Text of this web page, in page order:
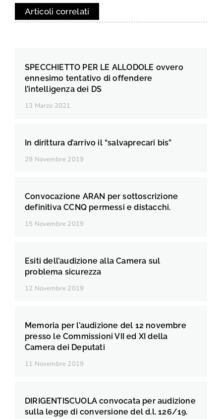
Articoli correlati
SPECCHIETTO PER LE ALLODOLE ovvero
ennesimo tentativo di offendere
l’intelligenza dei DS
13 Marzo 2021
In dirittura d’arrivo il “salvaprecari bis”
29 Novembre 2019
Convocazione ARAN per sottoscrizione
definitiva CCNQ permessi e distacchi.
15 Novembre 2019
Esiti dell’audizione alla Camera sul
problema sicurezza
12 Novembre 2019
Memoria per l’audizione del 12 novembre
presso le Commissioni VII ed XI della
Camera dei Deputati
11 Novembre 2019
DIRIGENTISCUOLA convocata per audizione
sulla legge di conversione del d.l. 126/19.